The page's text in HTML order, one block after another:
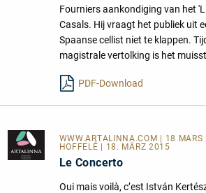
Fourniers aankondiging van het
Casals. Hij vraagt het publiek uit
Spaanse cellist niet te klappen.
magistrale vertolking is het
PDF-Download
WWW.ARTALINNA.COM | 18 MARS
HOFFELÉ | 18. MÄRZ 2015
Le Concerto
Oui mais voilà, c’est István